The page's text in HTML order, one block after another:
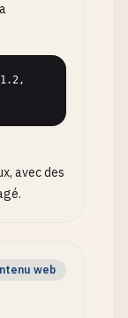
avec des
web